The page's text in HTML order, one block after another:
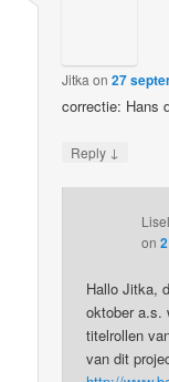
Jitka on27
correctie: Hans
Reply ↓
on
Hallo Jitka,
oktober a.s.
titelrollen
van dit